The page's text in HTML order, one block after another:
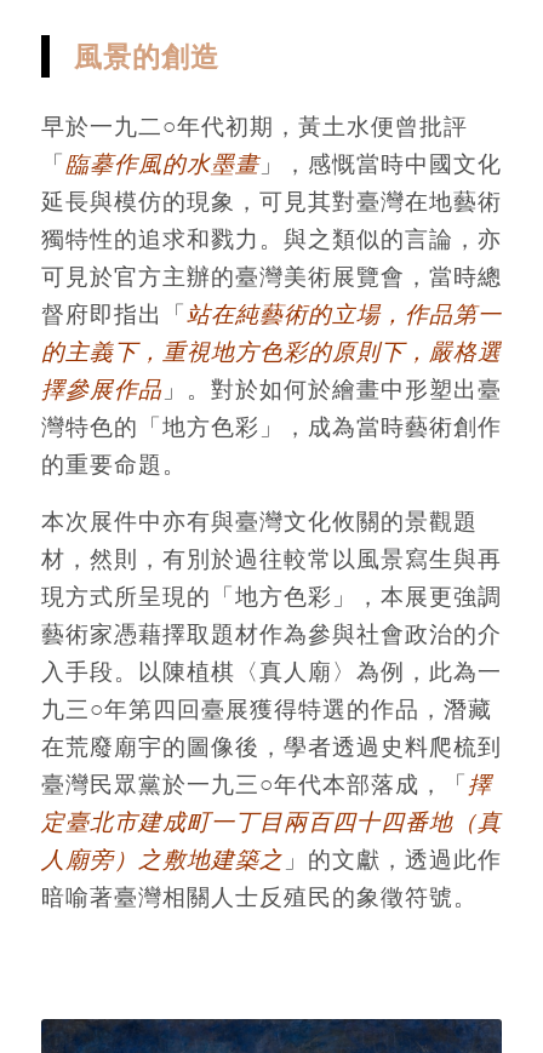
風景的創造
早於一九二○年代初期，黃土水便曾批評
「臨摹作風的水墨畫」，感慨當時中國文化
延長與模仿的現象，可見其對臺灣在地藝術
獨特性的追求和戮力。與之類似的言論，亦
可見於官方主辦的臺灣美術展覽會，當時總
督府即指出「站在純藝術的立場，作品第一
的主義下，重視地方色彩的原則下，嚴格選
擇參展作品 」。對於如何於繪畫中形塑出臺
灣特色的「地方色彩」，成為當時藝術創作
的重要命題。
本次展件中亦有與臺灣文化攸關的景觀題
材，然則，有別於過往較常以風景寫生與再
現方式所呈現的「地方色彩」，本展更強調
藝術家憑藉擇取題材作為參與社會政治的介
入手段。以陳植棋〈真人廟〉為例，此為一
九三○年第四回臺展獲得特選的作品，潛藏
在荒廢廟宇的圖像後，學者透過史料爬梳到
臺灣民眾黨於一九三○年代本部落成，「擇
定臺北市建成町一丁目兩百四十四番地（真
人廟旁）之敷地建築之 」的文獻，透過此作
暗喻著臺灣相關人士反殖民的象徵符號。